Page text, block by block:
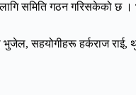
समिति गठन गरिसकेको छ ।
सहयोगीहरू हर्कराज राई,